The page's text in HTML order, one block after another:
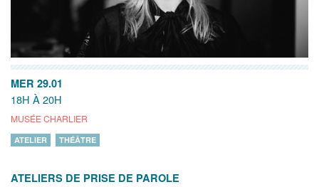
MER 29.01
18H À 20H
MUSÉE CHARLIER
ATELIER THÉÂTRE
ATELIERS DE PRISE DE PAROLE